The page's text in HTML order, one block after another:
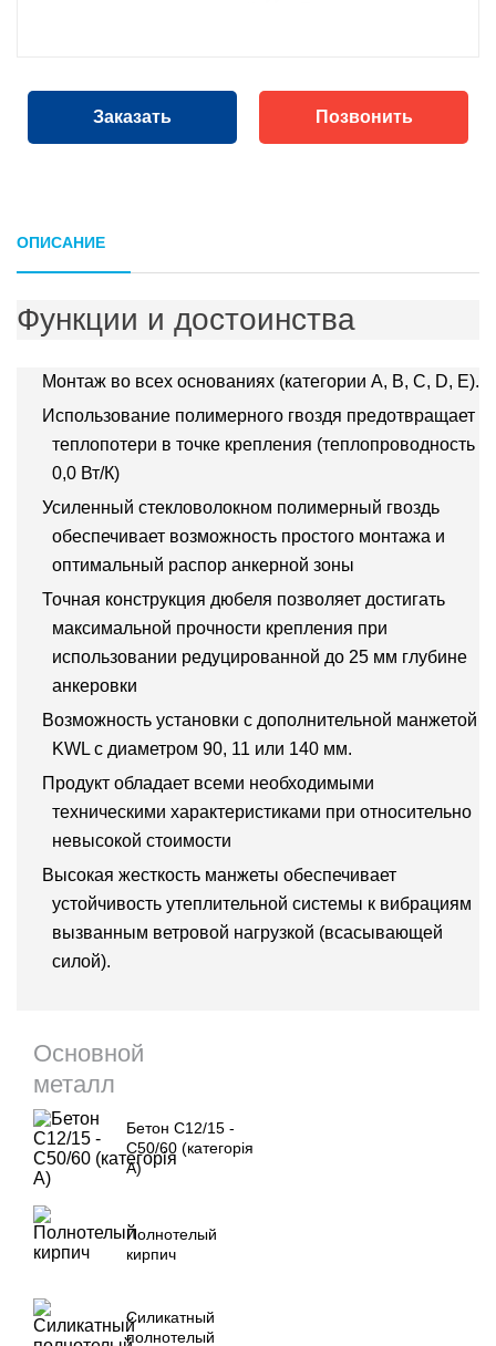
Заказать Позвонить
ОПИСАНИЕ
Функции и достоинства
Монтаж во всех основаниях (категории A, B, C, D, E).
Использование полимерного гвоздя предотвращает
теплопотери в точке крепления (теплопроводность
0,0 Вт/К)
Усиленный стекловолокном полимерный гвоздь
обеспечивает возможность простого монтажа и
оптимальный распор анкерной зоны
Точная конструкция дюбеля позволяет достигать
максимальной прочности крепления при
использовании редуцированной до 25 мм глубине
анкеровки
Возможность установки с дополнительной манжетой
KWL с диаметром 90, 11 или 140 мм.
Продукт обладает всеми необходимыми
техническими характеристиками при относительно
невысокой стоимости
Высокая жесткость манжеты обеспечивает
устойчивость утеплительной системы к вибрациям
вызванным ветровой нагрузкой (всасывающей
силой).
Основной
металл
Бетон С12/15 -
С50/60 (категорія
А)
Полнотелый
кирпич
Силикатный
полнотелый